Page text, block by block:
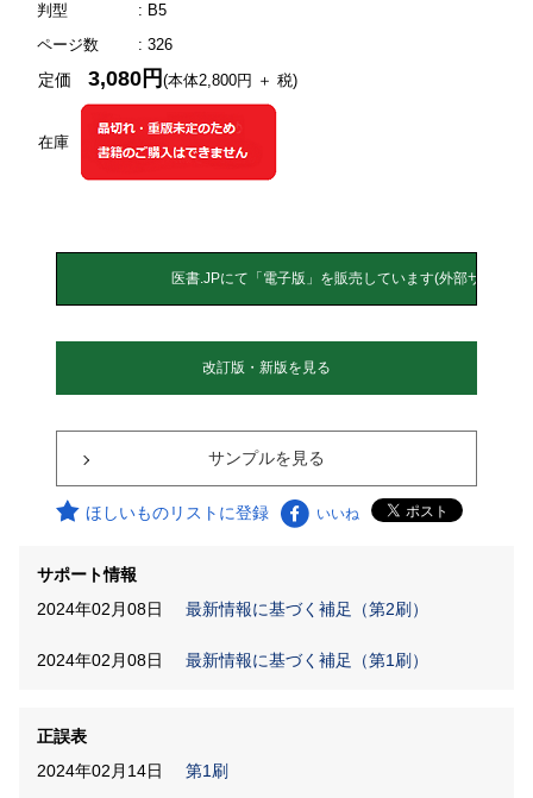
判型
: B5
ページ数
: 326
在庫
定価3,080円(本体2,800円 ＋ 税)
改訂版・新版を見る
サンプルを見る
ほしいものリストに登録 いいね
サポート情報
2024年02月08日
最新情報に基づく補足（第2刷）
2024年02月08日 最新情報に基づく補足（第1刷）
正誤表
2024年02月14日
第1刷